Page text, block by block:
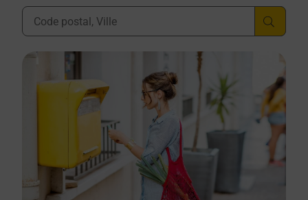
Ville, Département, Code Postal